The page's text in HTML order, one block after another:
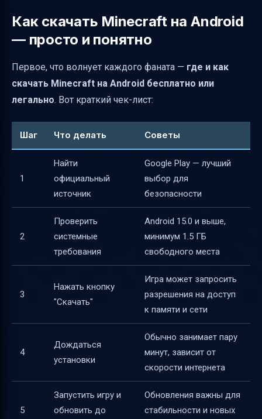
обновлениях 1.21 и 1.22
Практические советы по адаптации к
Визуальные элементы для объяснения
новых функций
Влияние обновлений на режимы игры
мобильных игроков
Крафт на примере верстака и печи
Мобы и сущности дня и ночи
Особенности порталов в Нижний мир и
Роль Красного камня и логических схем
Вызов боссов через ресурсы Красного
камня
Поддержка дополнений и аддонов
Безопасность и технические аспекты
Как скачать Minecraft на Android
— просто и понятно
Первое, что волнует каждого фаната — где и как
скачать Minecraft на Android бесплатно или
легально. Вот краткий чек-лист:
Шаг Что делать Советы
1
Найти
официальный
источник
Google Play — лучший
выбор для
безопасности
2
Проверить
системные
требования
Android 15.0 и выше,
минимум 1.5 ГБ
свободного места
3
Нажать кнопку
"Скачать"
Игра может запросить
разрешения на доступ
к памяти и сети
4
Дождаться
установки
Обычно занимает пару
минут, зависит от
скорости интернета
5
Запустить игру и
обновить до
Обновления важны для
стабильности и новых